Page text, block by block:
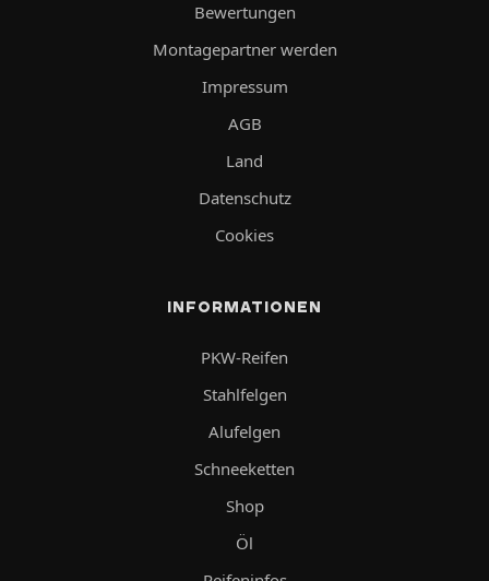
Bewertungen
Montagepartner werden
Impressum
AGB
Land
Datenschutz
Cookies
INFORMATIONEN
PKW-Reifen
Stahlfelgen
Alufelgen
Schneeketten
Shop
Öl